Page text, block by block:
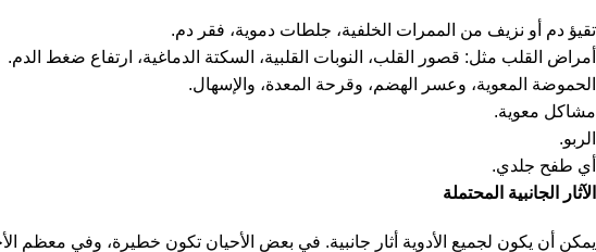
تقيؤ دم أو نزيف من الممرات الخلفية، جلطات دموية، فقر دم.
أمراض القلب مثل: قصور القلب، النوبات القلبية، السكتة الدماغية، ارتفاع ضغط الدم.
الحموضة المعوية، وعسر الهضم، وقرحة المعدة، والإسهال.
مشاكل معوية.
الربو.
أي طفح جلدي.
الآثار الجانبية المحتملة
يمكن أن يكون لجميع الأدوية أثار جانبية. في بعض الأحيان تكون خطيرة، وفي معظم